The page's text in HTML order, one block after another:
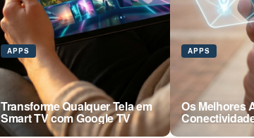
APPS
Transforme Qualquer Tela em
Smart TV com Google TV
APPS
Os Melhores